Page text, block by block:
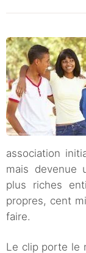
association
mais devenue
plus riches
propres, cent
faire.
Le clip porte le